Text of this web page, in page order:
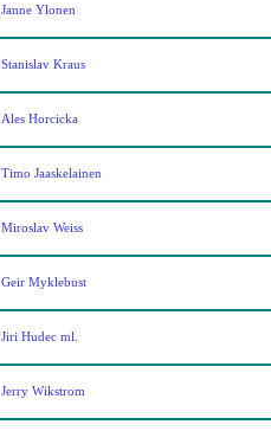
Janne Ylonen
Stanislav Kraus
Ales Horcicka
Timo Jaaskelainen
Miroslav Weiss
Geir Myklebust
Jiri Hudec ml.
Jerry Wikstrom